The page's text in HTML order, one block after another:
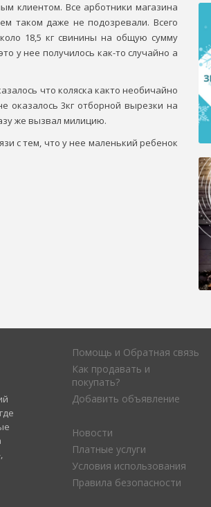
клиентом. Все арботники магазина
таком даже не подозревали. Всего
18,5 кг свинины на общую сумму
у нее получилось как-то случайно а
что коляска както необичайно
оказалось 3кг отборной вырезки на
же вызвал милицию.
с тем, что у нее маленький ребенок
Помощь и Обратная связь
Как продавать и
покупать?
Добавить объявление
Новости
Платные услуги
Условия использования
Правила безопасности